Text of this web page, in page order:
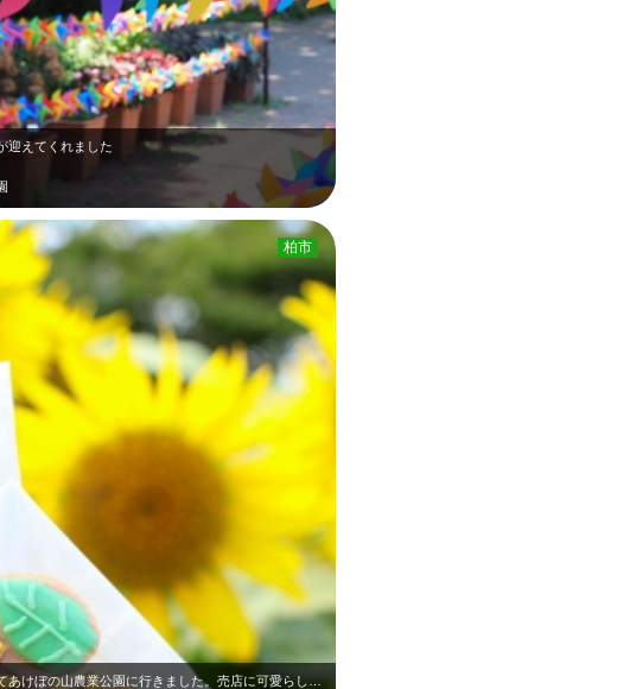
迎えてくれました
ひまわりを見に、バスに乗ってあけぼの山農業公園に行きました。売店に可愛らしいひ…
柏市